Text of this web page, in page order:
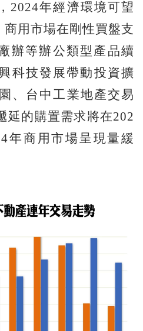
2024年經濟環境可望
用市場在剛性買盤支
辦等辦公類型產品續
科技發展帶動投資擴
、台中工業地產交易
延的購置需求將在202
年商用市場呈現量緩